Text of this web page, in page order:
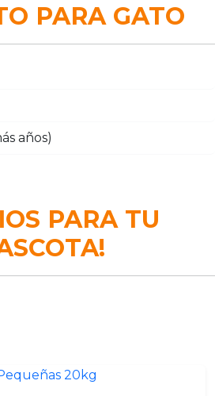
PARA GATO
años)
PARA TU